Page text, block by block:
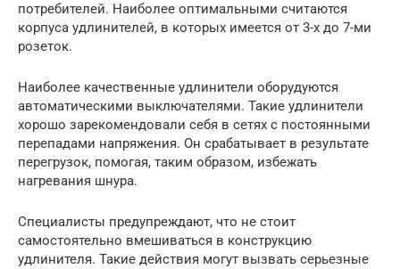
потребителей. Наиболее оптимальными считаются
корпуса удлинителей, в которых имеется от 3-х до 7-ми
розеток.
Наиболее качественные удлинители оборудуются
автоматическими выключателями. Такие удлинители
хорошо зарекомендовали себя в сетях с постоянными
перепадами напряжения. Он срабатывает в результате
перегрузок, помогая, таким образом, избежать
нагревания шнура.
Специалисты предупреждают, что не стоит
самостоятельно вмешиваться в конструкцию
удлинителя. Такие действия могут вызвать серьезные